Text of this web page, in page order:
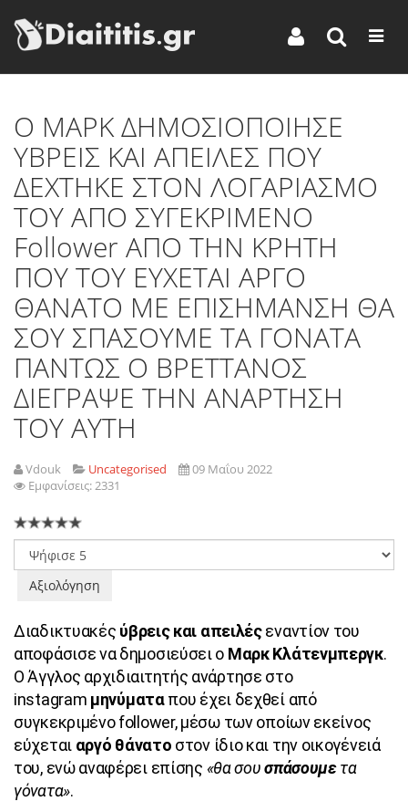
Ο ΜΑΡΚ ΔΗΜΟΣΙΟΠΟΙΗΣΕ
ΥΒΡΕΙΣ ΚΑΙ ΑΠΕΙΛΕΣ ΠΟΥ
ΔΕΧΤΗΚΕ ΣΤΟΝ ΛΟΓΑΡΙΑΣΜΟ
ΤΟΥ ΑΠΟ ΣΥΓΕΚΡΙΜΕΝΟ
Follower ΑΠΟ ΤΗΝ ΚΡΗΤΗ
ΠΟΥ ΤΟΥ ΕΥΧΕΤΑΙ ΑΡΓΟ
ΘΑΝΑΤΟ ΜΕ ΕΠΙΣΗΜΑΝΣΗ ΘΑ
ΣΟΥ ΣΠΑΣΟΥΜΕ ΤΑ ΓΟΝΑΤΑ
ΠΑΝΤΩΣ Ο ΒΡΕΤΤΑΝΟΣ
ΔΙΕΓΡΑΨΕ ΤΗΝ ΑΝΑΡΤΗΣΗ
ΤΟΥ ΑΥΤΗ
Vdouk Uncategorised
09 Μαΐου 2022
Εμφανίσεις: 2331
Παρακαλώ
αξιολογήστε
Διαδικτυακές ύβρεις και απειλέςεναντίον του
αποφάσισε να δημοσιεύσει ο Μαρκ Κλάτενμπεργκ.
Ο Άγγλος αρχιδιαιτητής ανάρτησε στο
instagram μηνύματαπου έχει δεχθεί από
συγκεκριμένο follower, μέσω των οποίων εκείνος
εύχεται αργό θάνατο στον ίδιο και την οικογένειά
του, ενώ αναφέρει επίσης «θα σουσπάσουμετα
γόνατα».